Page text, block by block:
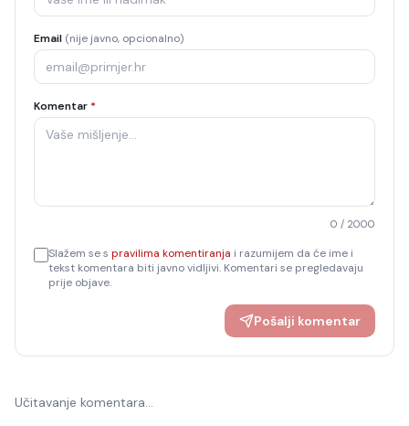
Email (nije javno, opcionalno)
Komentar *
0 / 2000
Slažem se s pravilima komentiranja i razumijem da će ime i
tekst komentara biti javno vidljivi. Komentari se pregledavaju
prije objave.
Pošalji komentar
Učitavanje komentara…